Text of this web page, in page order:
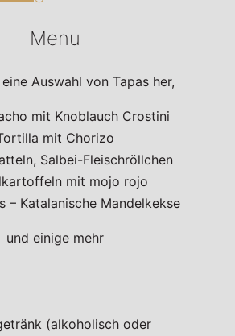
Menu
Auswahl von Tapas her,
mit Knoblauch Crostini
mit Chorizo
Salbei-Fleischröllchen
mit mojo rojo
– Katalanische Mandelkekse
und einige mehr
(alkoholisch oder